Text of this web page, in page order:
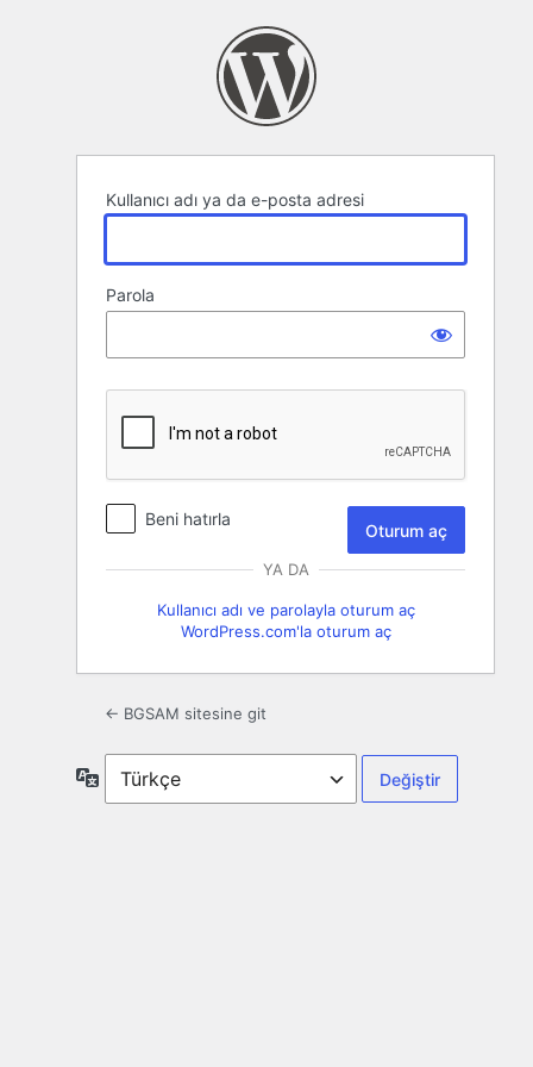
Kullanıcı adı ya da e-posta adresi
Parola
Beni hatırla
YA DA
Kullanıcı adı ve parolayla oturum aç
WordPress.com'la oturum aç
← BGSAM sitesine git
Dil